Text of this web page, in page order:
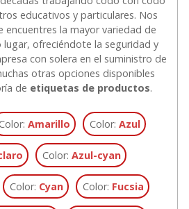
educativos y particulares. Nos
encuentres la mayor variedad de
ofreciéndote la seguridad y
con solera en el suministro de
otras opciones disponibles
de etiquetas de productos.
Color:Amarillo Color:Azul
Color: Azul-cyan
Color: Cyan Color: Fucsia